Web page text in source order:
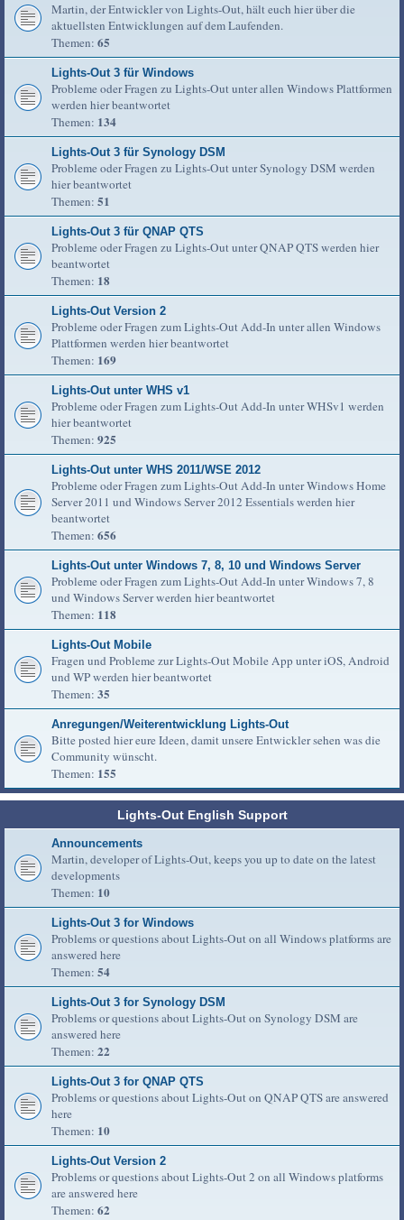
Martin, der Entwickler von Lights-Out, hält euch hier über die
aktuellsten Entwicklungen auf dem Laufenden.
Themen: 65
Lights-Out 3 für Windows
Probleme oder Fragen zu Lights-Out unter allen Windows Plattformen
werden hier beantwortet
Themen: 134
Lights-Out 3 für Synology DSM
Probleme oder Fragen zu Lights-Out unter Synology DSM werden
hier beantwortet
Themen: 51
Lights-Out 3 für QNAP QTS
Probleme oder Fragen zu Lights-Out unter QNAP QTS werden hier
beantwortet
Themen: 18
Lights-Out Version 2
Probleme oder Fragen zum Lights-Out Add-In unter allen Windows
Plattformen werden hier beantwortet
Themen: 169
Lights-Out unter WHS v1
Probleme oder Fragen zum Lights-Out Add-In unter WHSv1 werden
hier beantwortet
Themen: 925
Lights-Out unter WHS 2011/WSE 2012
Probleme oder Fragen zum Lights-Out Add-In unter Windows Home
Server 2011 und Windows Server 2012 Essentials werden hier
beantwortet
Themen: 656
Lights-Out unter Windows 7, 8, 10 und Windows Server
Probleme oder Fragen zum Lights-Out Add-In unter Windows 7, 8
und Windows Server werden hier beantwortet
Themen: 118
Lights-Out Mobile
Fragen und Probleme zur Lights-Out Mobile App unter iOS, Android
und WP werden hier beantwortet
Themen: 35
Anregungen/Weiterentwicklung Lights-Out
Bitte posted hier eure Ideen, damit unsere Entwickler sehen was die
Community wünscht.
Themen: 155
Lights-Out English Support
Announcements
Martin, developer of Lights-Out, keeps you up to date on the latest
developments
Themen: 10
Lights-Out 3 for Windows
Problems or questions about Lights-Out on all Windows platforms are
answered here
Themen: 54
Lights-Out 3 for Synology DSM
Problems or questions about Lights-Out on Synology DSM are
answered here
Themen: 22
Lights-Out 3 for QNAP QTS
Problems or questions about Lights-Out on QNAP QTS are answered
here
Themen: 10
Lights-Out Version 2
Problems or questions about Lights-Out 2 on all Windows platforms
are answered here
Themen: 62